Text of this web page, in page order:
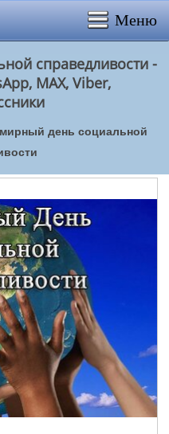
Меню
справедливости -
MAX, Viber,
день социальной